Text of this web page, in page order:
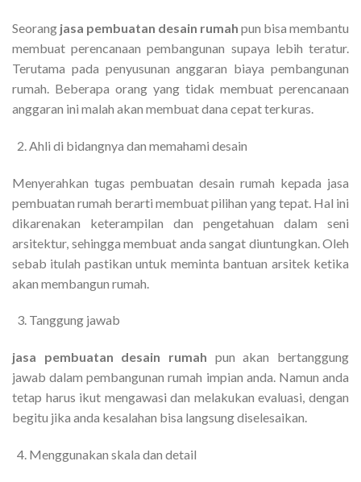
Seorang jasa pembuatan desain rumah pun bisa membantu
membuat perencanaan pembangunan supaya lebih teratur.
Terutama pada penyusunan anggaran biaya pembangunan
rumah. Beberapa orang yang tidak membuat perencanaan
anggaran ini malah akan membuat dana cepat terkuras.
Ahli di bidangnya dan memahami desain
Menyerahkan tugas pembuatan desain rumah kepada jasa
pembuatan rumah berarti membuat pilihan yang tepat. Hal ini
dikarenakan keterampilan dan pengetahuan dalam seni
arsitektur, sehingga membuat anda sangat diuntungkan. Oleh
sebab itulah pastikan untuk meminta bantuan arsitek ketika
akan membangun rumah.
Tanggung jawab
jasa pembuatan desain rumah pun akan bertanggung
jawab dalam pembangunan rumah impian anda. Namun anda
tetap harus ikut mengawasi dan melakukan evaluasi, dengan
begitu jika anda kesalahan bisa langsung diselesaikan.
Menggunakan skala dan detail